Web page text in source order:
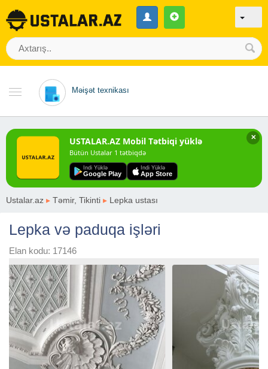
Məişət texnikası
✕
USTALAR.AZ Mobil Tətbiqi yüklə
Bütün Ustalar 1 tətbiqdə
Indi Yüklə
Google Play
Indi Yüklə
App Store
Ustalar.az ▸ Təmir, Tikinti ▸ Lepka ustası
Lepka və paduqa işləri
Elan kodu: 17146